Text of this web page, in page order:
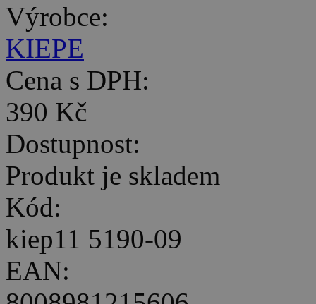
Výrobce:
KIEPE
Cena s DPH:
390 Kč
Dostupnost:
Produkt je skladem
Kód:
kiep11 5190-09
EAN: